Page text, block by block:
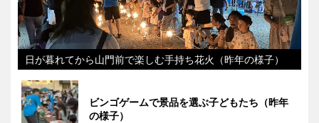
日が暮れてから山門前で楽しむ手持ち花火（昨年の様子）
ビンゴゲームで景品を選ぶ子どもたち（昨年
の様子）